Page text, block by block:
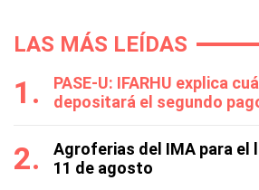
LAS MÁS LEÍDAS
PASE-U: IFARHU explica
depositará el segundo
Agroferias del IMA para el
11 de agosto